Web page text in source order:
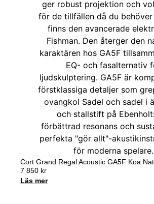
Cort Grand Regal Acoustic GA5F Koa
7 850 kr
Läs mer